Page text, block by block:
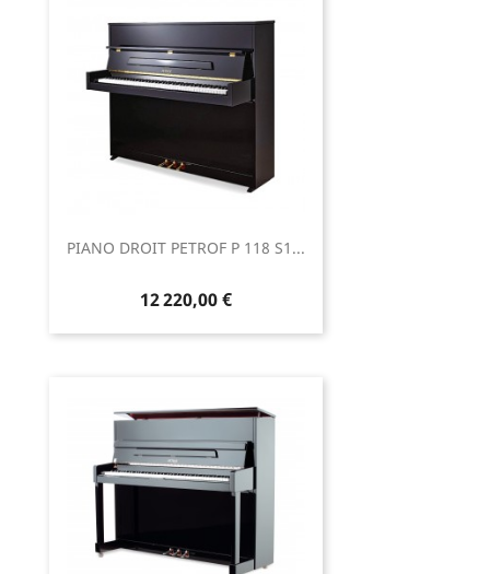
PIANO DROIT PETROF P 118 S1...
12 220,00 €